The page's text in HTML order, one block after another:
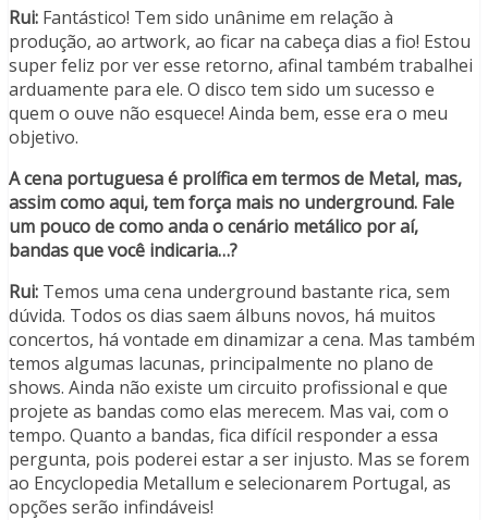
Rui: Fantástico! Tem sido unânime em relação à
produção, ao artwork, ao ficar na cabeça dias a fio! Estou
super feliz por ver esse retorno, afinal também trabalhei
arduamente para ele. O disco tem sido um sucesso e
quem o ouve não esquece! Ainda bem, esse era o meu
objetivo.
A cena portuguesa é prolífica em termos de Metal, mas,
assim como aqui, tem força mais no underground. Fale
um pouco de como anda o cenário metálico por aí,
bandas que você indicaria…?
Rui: Temos uma cena underground bastante rica, sem
dúvida. Todos os dias saem álbuns novos, há muitos
concertos, há vontade em dinamizar a cena. Mas também
temos algumas lacunas, principalmente no plano de
shows. Ainda não existe um circuito profissional e que
projete as bandas como elas merecem. Mas vai, com o
tempo. Quanto a bandas, fica difícil responder a essa
pergunta, pois poderei estar a ser injusto. Mas se forem
ao Encyclopedia Metallum e selecionarem Portugal, as
opções serão infindáveis!